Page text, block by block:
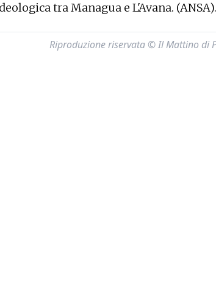
tra Managua e L'Avana. (ANSA).
Riproduzione riservata © Il Mattino di